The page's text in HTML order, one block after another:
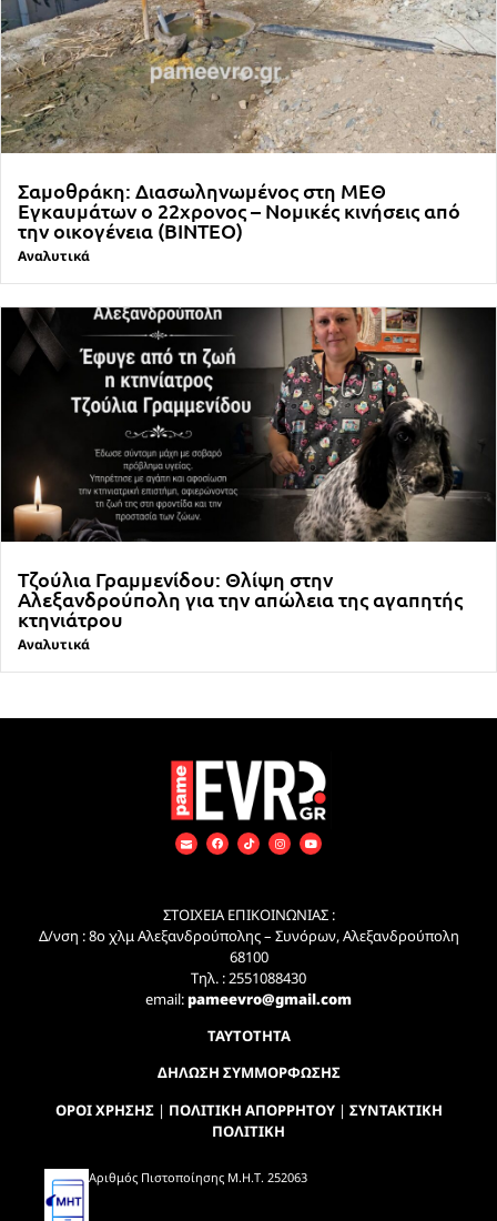
Σαμοθράκη: Διασωληνωμένος στη ΜΕΘ
Εγκαυμάτων ο 22χρονος – Νομικές κινήσεις από
την οικογένεια (ΒΙΝΤΕΟ)
Αναλυτικά
Τζούλια Γραμμενίδου: Θλίψη στην
Αλεξανδρούπολη για την απώλεια της αγαπητής
κτηνιάτρου
Αναλυτικά
ΣΤΟΙΧΕΙΑ ΕΠΙΚΟΙΝΩΝΙΑΣ :
Δ/νση : 8ο χλμ Αλεξανδρούπολης – Συνόρων, Αλεξανδρούπολη
68100
Τηλ. : 2551088430
email:pameevro@gmail.com
ΤΑΥΤΟΤΗΤΑ
ΔΗΛΩΣΗ ΣΥΜΜΟΡΦΩΣΗΣ
ΟΡΟΙ ΧΡΗΣΗΣ| ΠΟΛΙΤΙΚΗ ΑΠΟΡΡΗΤΟΥ| ΣΥΝΤΑΚΤΙΚΗ
ΠΟΛΙΤΙΚΗ
Αριθμός Πιστοποίησης Μ.Η.Τ. 252063